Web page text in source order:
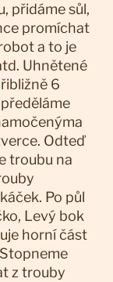
přidáme sůl,
promíchat
a to je
Uhnětené
6
Odteď
troubu na
Po půl
Levý bok
horní část
z trouby